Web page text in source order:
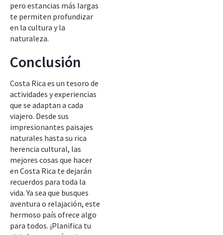
pero estancias más largas
te permiten profundizar
en la cultura y la
naturaleza.
Conclusión
Costa Rica es un tesoro de
actividades y experiencias
que se adaptan a cada
viajero. Desde sus
impresionantes paisajes
naturales hasta su rica
herencia cultural, las
mejores cosas que hacer
en Costa Rica te dejarán
recuerdos para toda la
vida. Ya sea que busques
aventura o relajación, este
hermoso país ofrece algo
para todos. ¡Planifica tu